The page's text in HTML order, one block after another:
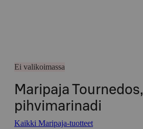
Ei valikoimassa
Maripaja Tournedos,
pihvimarinadi
Kaikki Maripaja-tuotteet